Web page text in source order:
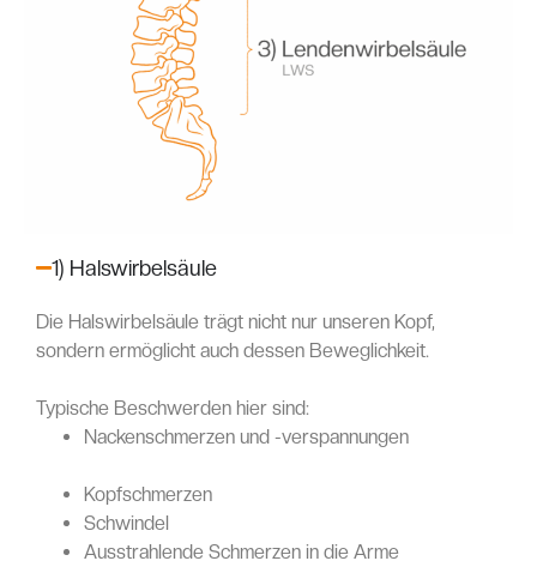
1) Halswirbelsäule
Die Halswirbelsäule trägt nicht nur unseren Kopf,
sondern ermöglicht auch dessen Beweglichkeit.
Typische Beschwerden hier sind:
Nackenschmerzen und -verspannungen
Kopfschmerzen
Schwindel
Ausstrahlende Schmerzen in die Arme